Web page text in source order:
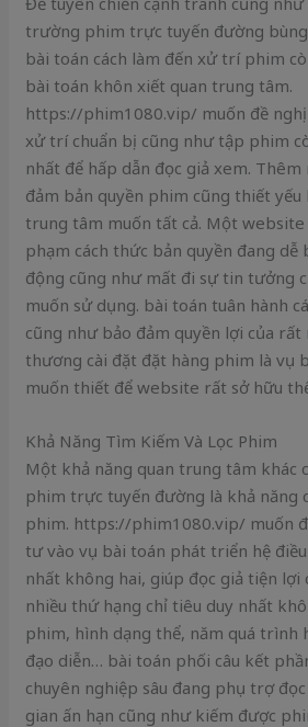
trường phim trực tuyến đường
bài toán cách làm đến xử trí phim
bài toán khôn xiết quan trung tâm.
https://phim1080.vip/ muốn đề nghị
xử trí chuẩn bị cũng như tập phim
nhất để hấp dẫn đọc giả xem.
đảm bản quyền phim cũng thiết
trung tâm muốn tất cả. Một
phạm cách thức bản quyền đang dễ
động cũng như mất đi sự tin tưởng
muốn sử dụng. bài toán tuân hành
cũng như bảo đảm quyền lợi của rất
thương cài đặt đặt hàng phim là vụ
muốn thiết để website rất sở hữu
Khả Năng Tìm Kiếm Và Lọc Phim
Một khả năng quan trung tâm khác
phim trực tuyến đường là khả năng
phim. https://phim1080.vip/ muốn
tư vào vụ bài toán phát triển hệ
nhất không hai, giúp đọc giả tiện
nhiều thứ hạng chỉ tiêu duy nhất
phim, hình dạng thể, năm quá trình
đạo diễn… bài toán phối câu kết
chuyên nghiệp sâu đang phụ trợ
gian ấn hạn cũng như kiếm được